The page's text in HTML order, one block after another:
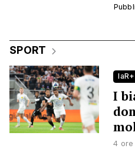
SPORT
laR+
I
4 ore